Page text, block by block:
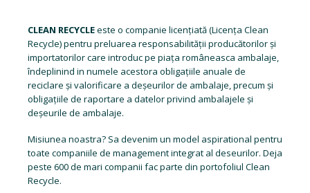
CLEAN RECYCLEeste o companie licențiată (Licența Clean
Recycle) pentru preluarea responsabilității producătorilor și
importatorilor care introduc pe piața româneasca ambalaje,
îndeplinind in numele acestora obligațiile anuale de
reciclare și valorificare a deșeurilor de ambalaje, precum și
obligațiile de raportare a datelor privind ambalajele și
deșeurile de ambalaje.
Misiunea noastra? Sa devenim un model aspirational pentru
toate companiile de management integrat al deseurilor. Deja
peste 600 de mari companii fac parte din portofoliul Clean
Recycle.